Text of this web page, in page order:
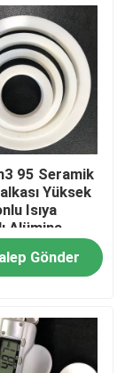
95 Seramik
Yüksek
Isıya
Alümina
Gönder